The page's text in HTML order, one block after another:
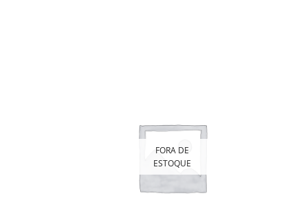
FORA DE
ESTOQUE